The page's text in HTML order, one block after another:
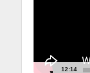
12:14